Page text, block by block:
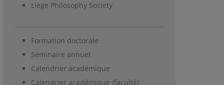
Liège Philosophy Society
Formation doctorale
Séminaire annuel
Calendrier académique
Calendrier académique (faculté)